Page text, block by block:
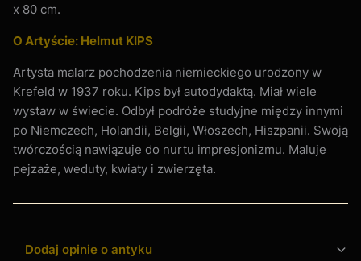
x 80 cm.
O Artyście: Helmut KIPS
Artysta malarz pochodzenia niemieckiego urodzony w
Krefeld w 1937 roku. Kips był autodydaktą. Miał wiele
wystaw w świecie. Odbył podróże studyjne między innymi
po Niemczech, Holandii, Belgii, Włoszech, Hiszpanii. Swoją
twórczością nawiązuje do nurtu impresjonizmu. Maluje
pejzaże, weduty, kwiaty i zwierzęta.
Dodaj opinie o antyku